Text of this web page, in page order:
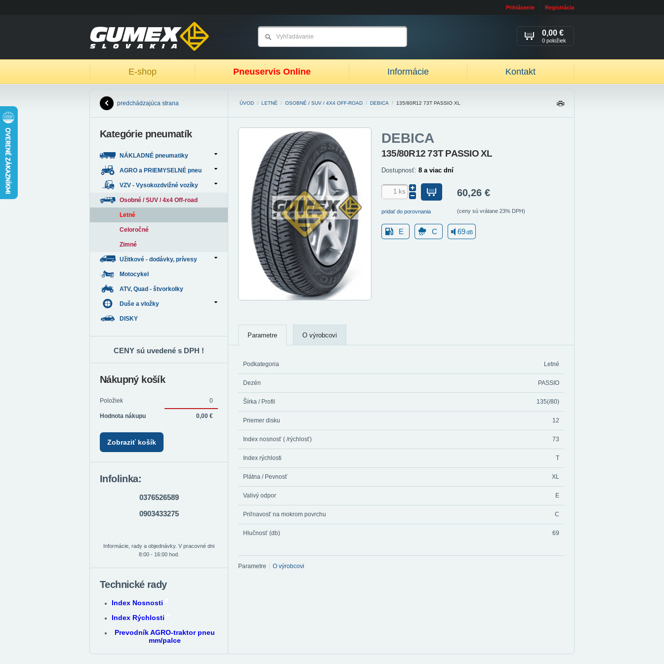
Prihlásenie Registrácia
E-shop Pneuservis Online Informácie Kontakt
0,00 €
0 položiek
ÚVOD / LETNÉ / OSOBNÉ / SUV / 4X4 OFF-ROAD / DEBICA /
135/80R12 73T PASSIO XL
IŤ
DEBICA
135/80R12 73T PASSIO XL
Dostupnosť: 8 a viac dní
pridať do porovnania
60,26 €
(ceny sú vrátane 23% DPH)
E C 69dB
Parametre O výrobcovi
Podkategoria Letné
Dezén PASSIO
Šírka / Profil 135(/80)
Priemer disku 12
Index nosnosť ( /rýchlosť) 73
Index rýchlosti T
Plátna / Pevnosť XL
Valivý odpor E
Priľnavosť na mokrom povrchu C
Hlučnosť (db) 69
Parametre O výrobcovi
predchádzajúca strana
Kategórie pneumatík
NÁKLADNÉ pneumatiky
AGRO a PRIEMYSELNÉ pneu
VZV - Vysokozdvižné vozíky
Osobné / SUV / 4x4 Off-road
Letné
Celoročné
Zimné
Užitkové - dodávky, prívesy
Motocykel
ATV, Quad - štvorkolky
Duše a vložky
DISKY
CENY sú uvedené s DPH !
Nákupný košík
Položiek 0
Hodnota nákupu 0,00 €
Zobraziť košík
Infolinka:
0376526589
0903433275
Informácie, rady a objednávky. V pracovné dni
8:00 - 16:00 hod.
Technické rady
Index Nosnosti
Index Rýchlosti
Prevodník AGRO-traktor pneu
mm/palce